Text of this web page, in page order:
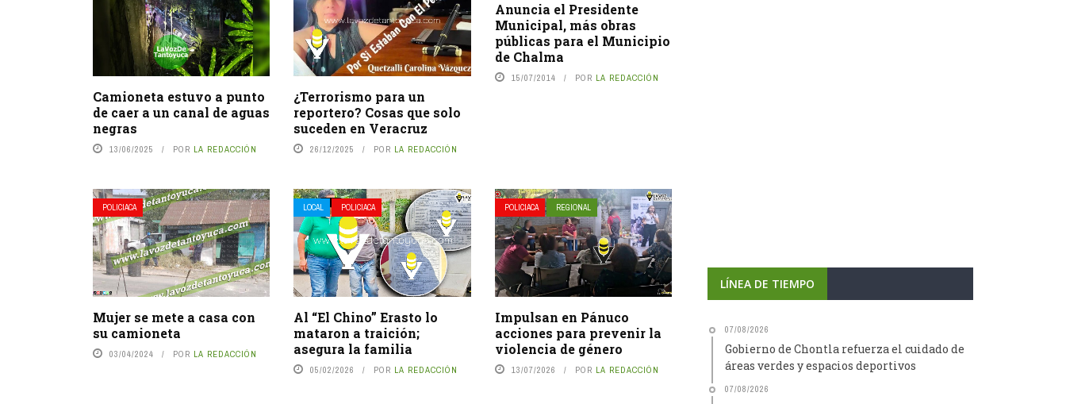
Camioneta estuvo a punto
de caer a un canal de aguas
negras
13/06/2025 POR LA REDACCIÓN
¿Terrorismo para un
reportero? Cosas que solo
suceden en Veracruz
26/12/2025 POR LA REDACCIÓN
Anuncia el Presidente
Municipal, más obras
públicas para el Municipio
de Chalma
15/07/2014 POR LA REDACCIÓN
POLICIACA
Mujer se mete a casa con
su camioneta
03/04/2024 POR LA REDACCIÓN
LOCAL POLICIACA
Al “El Chino” Erasto lo
mataron a traición;
asegura la familia
05/02/2026 POR LA REDACCIÓN
POLICIACA REGIONAL
Impulsan en Pánuco
acciones para prevenir la
violencia de género
13/07/2026 POR LA REDACCIÓN
LÍNEA DE TIEMPO
07/08/2026
Gobierno de Chontla refuerza el cuidado de
áreas verdes y espacios deportivos
07/08/2026